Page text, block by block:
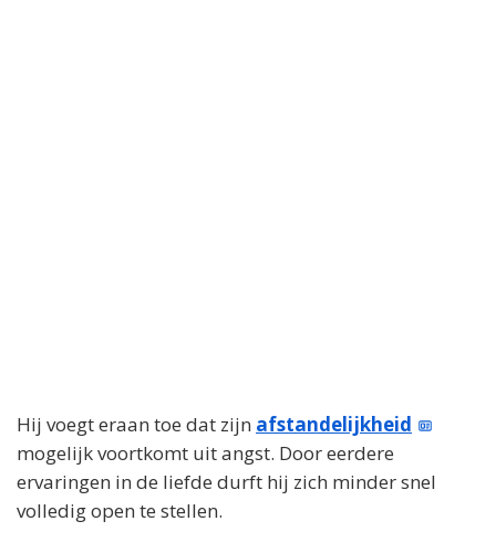
Hij voegt eraan toe dat zijn afstandelijkheid
mogelijk voortkomt uit angst. Door eerdere
ervaringen in de liefde durft hij zich minder snel
volledig open te stellen.